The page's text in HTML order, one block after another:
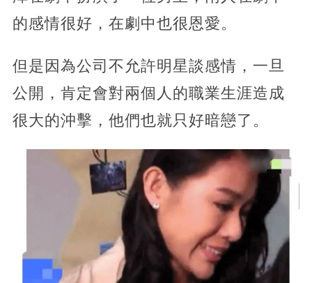
的感情很好，在劇中也很恩愛。
但是因為公司不允許明星談感情，一旦
公開，肯定會對兩個人的職業生涯造成
很大的沖擊，他們也就只好暗戀了。